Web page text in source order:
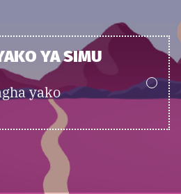
YA SIMU
yako